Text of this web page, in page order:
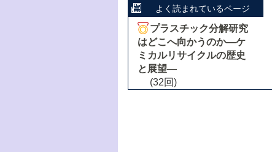
よく読まれているページ
プラスチック分解研究
はどこへ向かうのか―ケ
ミカルリサイクルの歴史
と展望―
(32回)